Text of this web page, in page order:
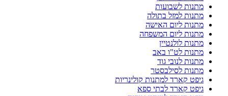
מתנות לשבועות
מתנות למזל בתולה
מתנות ליום האישה
מתנות ליום המשפחה
מתנות לולנטיין
מתנות לט"ו באב
מתנות לנובי גוד
מתנות לסילבסטר
גיפט קארד למתנות קולינריות
גיפט קארד לבתי ספא